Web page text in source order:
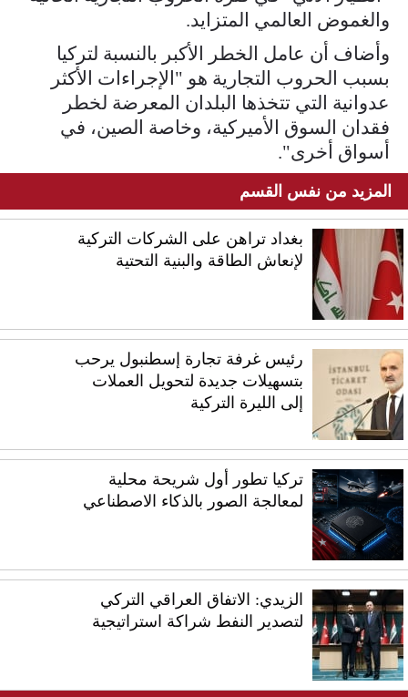
والغموض العالمي المتزايد.
وأضاف أن عامل الخطر الأكبر بالنسبة لتركيا
بسبب الحروب التجارية هو "الإجراءات الأكثر
عدوانية التي تتخذها البلدان المعرضة لخطر
فقدان السوق الأميركية، وخاصة الصين، في
أسواق أخرى".
المزيد من نفس القسم
بغداد تراهن على الشركات التركية
لإنعاش الطاقة والبنية التحتية
رئيس غرفة تجارة إسطنبول يرحب
بتسهيلات جديدة لتحويل العملات
إلى الليرة التركية
تركيا تطور أول شريحة محلية
لمعالجة الصور بالذكاء الاصطناعي
الزيدي: الاتفاق العراقي التركي
لتصدير النفط شراكة استراتيجية